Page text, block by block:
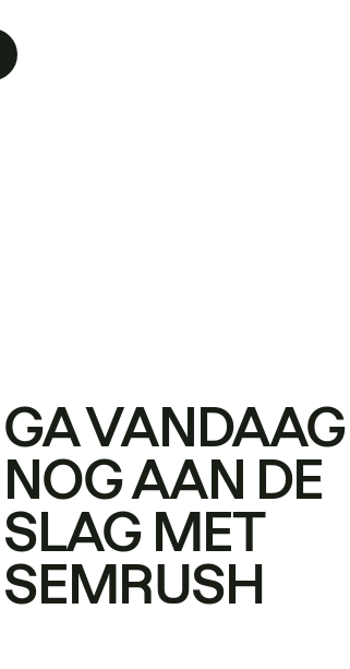
GA VANDAAG
NOG AAN DE
SLAG MET
SEMRUSH